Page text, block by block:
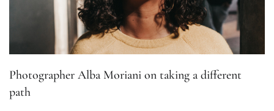
Photographer Alba Moriani on taking a different
path